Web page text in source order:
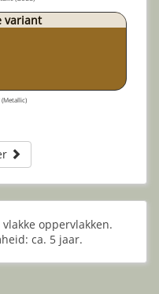
variant
oppervlakken.
ca. 5 jaar.